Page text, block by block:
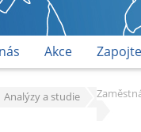
Akce
Analýzy a studie